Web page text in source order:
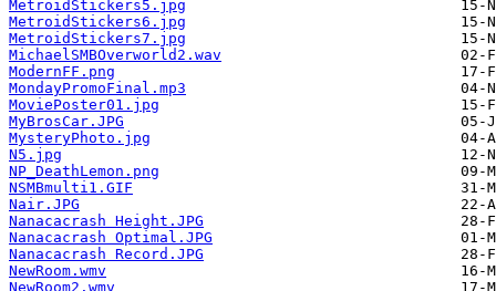
MetroidStickers5.jpg
MetroidStickers6.jpg
MetroidStickers7.jpg
MichaelSMBOverworld2.wav
ModernFF.png
MondayPromoFinal.mp3
MoviePoster01.jpg
MyBrosCar.JPG
MysteryPhoto.jpg
N5.jpg
NP_DeathLemon.png
NSMBmulti1.GIF
Nair.JPG
Nanacacrash Height.JPG
Nanacacrash Optimal.JPG
Nanacacrash Record.JPG
NewRoom.wmv
NewRoom2.wmv